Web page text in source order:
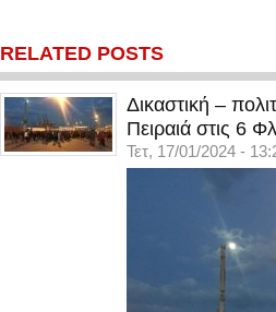
RELATED POSTS
Δικαστική –
Πειραιά στις 6
Τετ, 17/01/2024 -